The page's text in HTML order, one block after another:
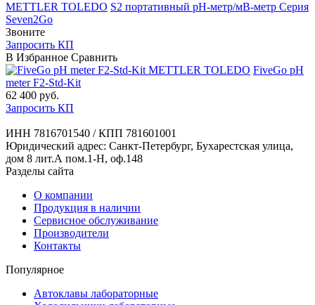
METTLER TOLEDO S2 портативный рН-метр/мВ-метр Серия
Seven2Go
Звоните
Запросить КП
В Избранное Сравнить
METTLER TOLEDO FiveGo pH
meter F2-Std-Kit
62 400 руб.
Запросить КП
ИНН 7816701540 / КПП 781601001
Юридический адрес: Санкт-Петербург, Бухарестская улица,
дом 8 лит.А пом.1-Н, оф.148
Разделы сайта
О компании
Продукция в наличии
Сервисное обслуживание
Производители
Контакты
Популярное
Автоклавы лабораторные